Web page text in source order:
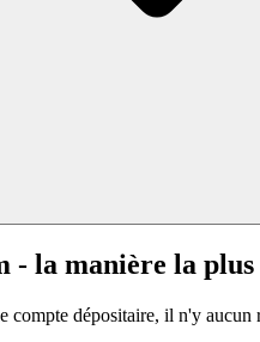
- la manière la
compte dépositaire, il n'y